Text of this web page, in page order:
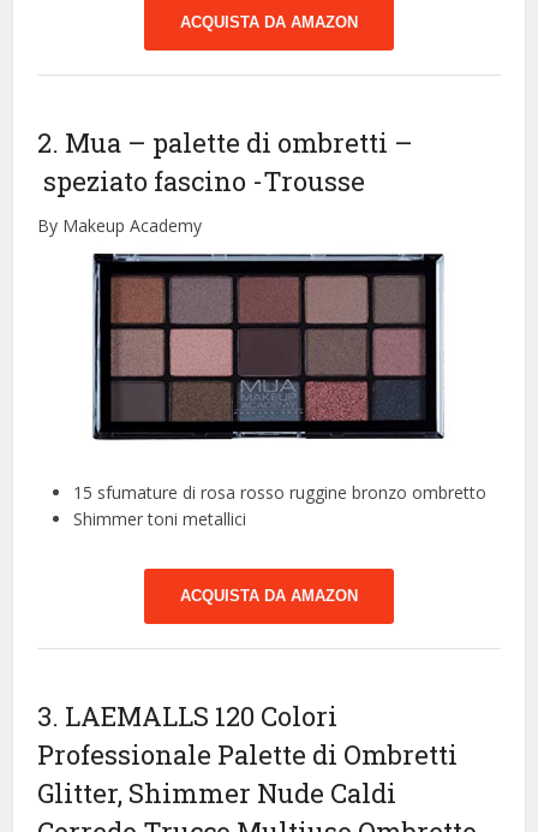
ACQUISTA DA AMAZON
2. Mua – palette di ombretti –
speziato fascino -Trousse
By Makeup Academy
15 sfumature di rosa rosso ruggine bronzo ombretto
Shimmer toni metallici
ACQUISTA DA AMAZON
3. LAEMALLS 120 Colori
Professionale Palette di Ombretti
Glitter, Shimmer Nude Caldi